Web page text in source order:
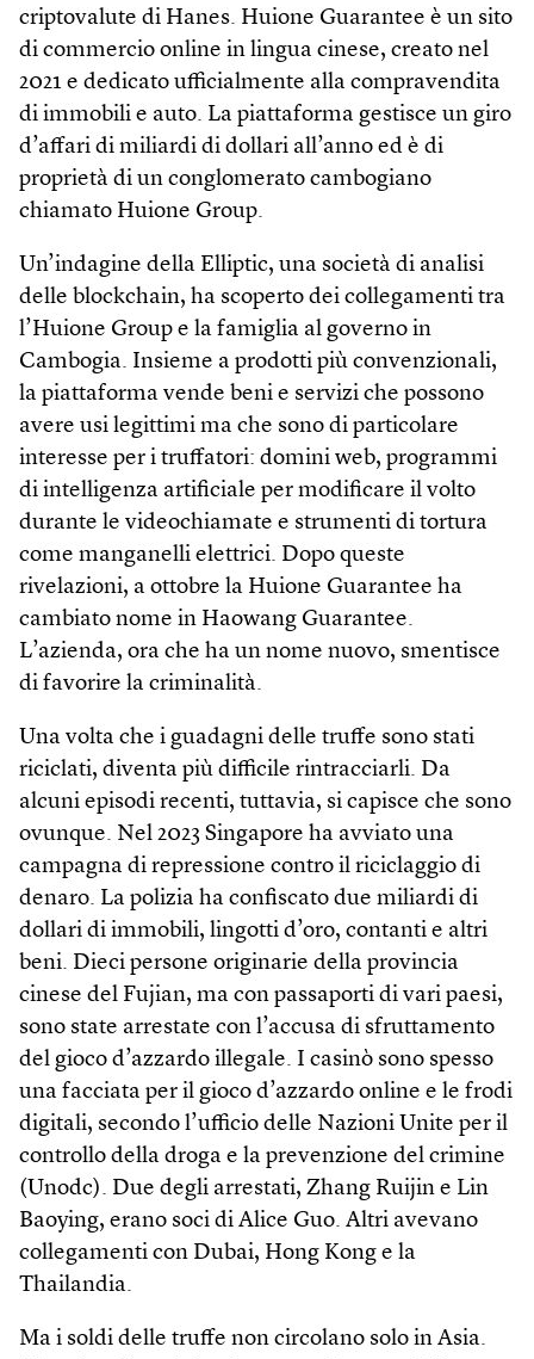
criptovalute di Hanes. Huione Guarantee è un sito
di commercio online in lingua cinese, creato nel
2021 e dedicato ufficialmente alla compravendita
di immobili e auto. La piattaforma gestisce un giro
d’affari di miliardi di dollari all’anno ed è di
proprietà di un conglomerato cambogiano
chiamato Huione Group.
Un’indagine della Elliptic, una società di analisi
delle blockchain, ha scoperto dei collegamenti tra
l’Huione Group e la famiglia al governo in
Cambogia. Insieme a prodotti più convenzionali,
la piattaforma vende beni e servizi che possono
avere usi legittimi ma che sono di particolare
interesse per i truffatori: domini web, programmi
di intelligenza artificiale per modificare il volto
durante le videochiamate e strumenti di tortura
come manganelli elettrici. Dopo queste
rivelazioni, a ottobre la Huione Guarantee ha
cambiato nome in Haowang Guarantee.
L’azienda, ora che ha un nome nuovo, smentisce
di favorire la criminalità.
Una volta che i guadagni delle truffe sono stati
riciclati, diventa più difficile rintracciarli. Da
alcuni episodi recenti, tuttavia, si capisce che sono
ovunque. Nel 2023 Singapore ha avviato una
campagna di repressione contro il riciclaggio di
denaro. La polizia ha confiscato due miliardi di
dollari di immobili, lingotti d’oro, contanti e altri
beni. Dieci persone originarie della provincia
cinese del Fujian, ma con passaporti di vari paesi,
sono state arrestate con l’accusa di sfruttamento
del gioco d’azzardo illegale. I casinò sono spesso
una facciata per il gioco d’azzardo online e le frodi
digitali, secondo l’ufficio delle Nazioni Unite per il
controllo della droga e la prevenzione del crimine
(Unodc). Due degli arrestati, Zhang Ruijin e Lin
Baoying, erano soci di Alice Guo. Altri avevano
collegamenti con Dubai, Hong Kong e la
Thailandia.
Ma i soldi delle truffe non circolano solo in Asia.